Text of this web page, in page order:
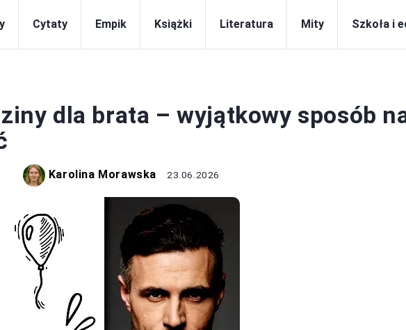
Cytaty Empik Książki Literatura Mity Szkoła i
dla brata – wyjątkowy sposób
Karolina Morawska 23.06.2026